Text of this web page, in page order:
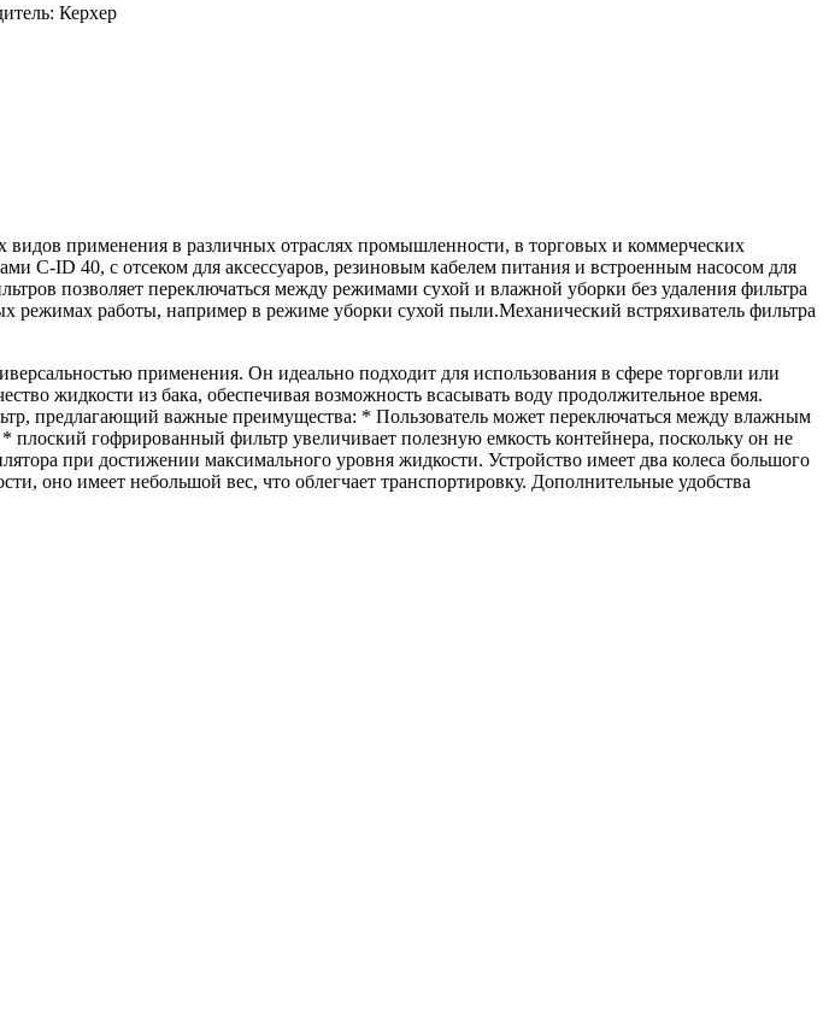
Керхер
применения в различных отраслях промышленности, в торговых и коммерческих
C-ID 40, с отсеком для аксессуаров, резиновым кабелем питания и встроенным насосом для
позволяет переключаться между режимами сухой и влажной уборки без удаления фильтра
режимах работы, например в режиме уборки сухой пыли.Механический встряхиватель фильтра
применения. Он идеально подходит для использования в сфере торговли или
жидкости из бака, обеспечивая возможность всасывать воду продолжительное время.
предлагающий важные преимущества: * Пользователь может переключаться между влажным
гофрированный фильтр увеличивает полезную емкость контейнера, поскольку он не
при достижении максимального уровня жидкости. Устройство имеет два колеса большого
оно имеет небольшой вес, что облегчает транспортировку. Дополнительные удобства